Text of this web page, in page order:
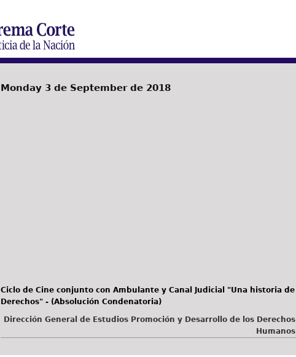
Monday 3 de September de 2018
Ciclo de Cine conjunto con Ambulante y Canal Judicial "Una historia de
Derechos" - (Absolución Condenatoria)
Dirección General de Estudios Promoción y Desarrollo de los Derechos
Humanos